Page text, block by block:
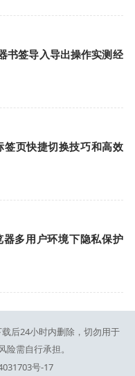
书签导入导出操作实测经
签页快捷切换技巧和高效
多用户环境下隐私保护
后24小时内删除，切勿用于
需自行承担。
号-17